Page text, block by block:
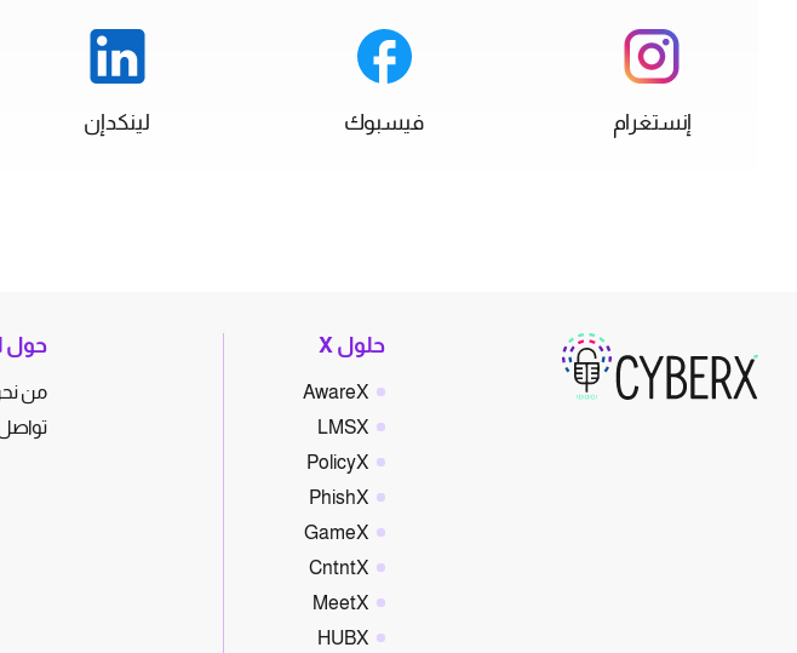
إنستغرام فيسبوك لينكدإن
حلول X
AwareX
LMSX
PolicyX
PhishX
GameX
CntntX
MeetX
HUBX
حول
من